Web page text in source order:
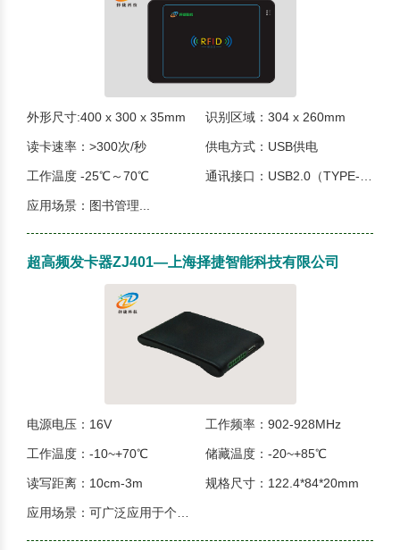
外形尺寸:400 x 300 x 35mm 识别区域：304 x 260mm
读卡速率：>300次/秒 供电方式：USB供电
工作温度 -25℃～70℃
应用场景：图书管理...
超高频发卡器ZJ401—上海择捷智能科技有限公司
电源电压：16V 工作频率：902-928MHz
工作温度：-10~+70℃ 储藏温度：-20~+85℃
读写距离：10cm-3m 规格尺寸：122.4*84*20mm